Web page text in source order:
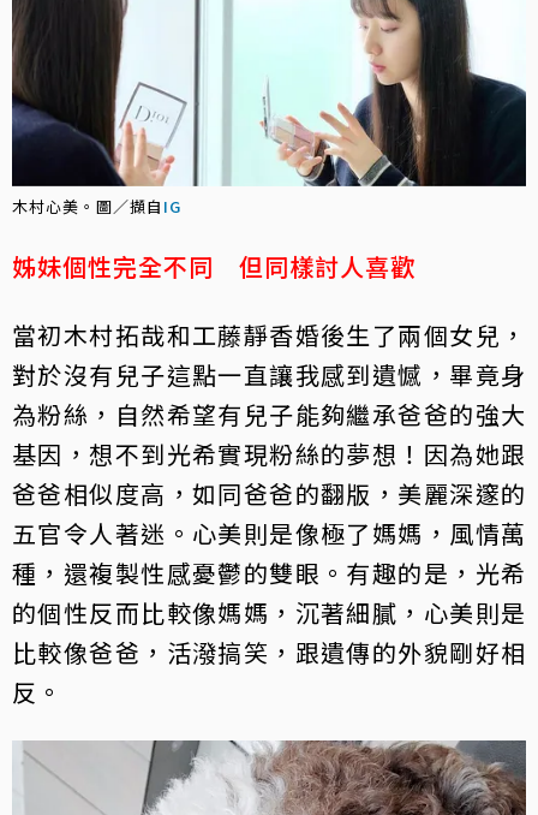
木村心美。圖／擷自 IG
姊妹個性完全不同 但同樣討人喜歡
當初木村拓哉和工藤靜香婚後生了兩個女兒，
對於沒有兒子這點一直讓我感到遺憾，畢竟身
為粉絲，自然希望有兒子能夠繼承爸爸的強大
基因，想不到光希實現粉絲的夢想！因為她跟
爸爸相似度高，如同爸爸的翻版，美麗深邃的
五官令人著迷。心美則是像極了媽媽，風情萬
種，還複製性感憂鬱的雙眼。有趣的是，光希
的個性反而比較像媽媽，沉著細膩，心美則是
比較像爸爸，活潑搞笑，跟遺傳的外貌剛好相
反。